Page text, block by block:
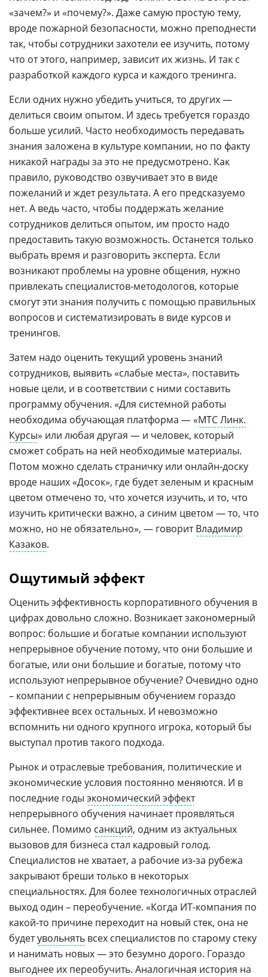
«зачем?» и «почему?». Даже самую простую тему,
вроде пожарной безопасности, можно преподнести
так, чтобы сотрудники захотели ее изучить, потому
что от этого, например, зависит их жизнь. И так с
разработкой каждого курса и каждого тренинга.
Если одних нужно убедить учиться, то других —
делиться своим опытом. И здесь требуется гораздо
больше усилий. Часто необходимость передавать
знания заложена в культуре компании, но по факту
никакой награды за это не предусмотрено. Как
правило, руководство озвучивает это в виде
пожеланий и ждет результата. А его предсказуемо
нет. А ведь часто, чтобы поддержать желание
сотрудников делиться опытом, им просто надо
предоставить такую возможность. Останется только
выбрать время и разговорить эксперта. Если
возникают проблемы на уровне общения, нужно
привлекать специалистов-методологов, которые
смогут эти знания получить с помощью правильных
вопросов и систематизировать в виде курсов и
тренингов.
Затем надо оценить текущий уровень знаний
сотрудников, выявить «слабые места», поставить
новые цели, и в соответствии с ними составить
программу обучения. «Для системной работы
необходима обучающая платформа — «МТС Линк.
Курсы» или любая другая — и человек, который
сможет собрать на ней необходимые материалы.
Потом можно сделать страничку или онлайн-доску
вроде наших «Досок», где будет зеленым и красным
цветом отмечено то, что хочется изучить, и то, что
изучить критически важно, а синим цветом — то, что
можно, но не обязательно», — говоритВладимир
Казаков.
Ощутимый эффект
Оценить эффективность корпоративного обучения в
цифрах довольно сложно. Возникает закономерный
вопрос: большие и богатые компании используют
непрерывное обучение потому, что они большие и
богатые, или они большие и богатые, потому что
используют непрерывное обучение? Очевидно одно
– компании с непрерывным обучением гораздо
эффективнее всех остальных. И невозможно
вспомнить ни одного крупного игрока, который бы
выступал против такого подхода.
Рынок и отраслевые требования, политические и
экономические условия постоянно меняются. И в
последние годы экономический эффект
непрерывного обучения начинает проявляться
сильнее. Помимо санкций, одним из актуальных
вызовов для бизнеса стал кадровый голод.
Специалистов не хватает, а рабочие из-за рубежа
закрывают бреши только в некоторых
специальностях. Для более технологичных отраслей
выход один – переобучение. «Когда ИТ-компания по
какой-то причине переходит на новый стек, она не
будетувольнять всех специалистов по старому стеку
и нанимать новых — это безумно дорого. Гораздо
выгоднее их переобучить. Аналогичная история на